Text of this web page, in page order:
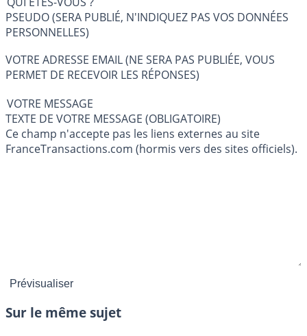
PSEUDO (SERA PUBLIÉ, N'INDIQUEZ PAS VOS DONNÉES
PERSONNELLES)
VOTRE ADRESSE EMAIL (NE SERA PAS PUBLIÉE, VOUS
PERMET DE RECEVOIR LES RÉPONSES)
VOTRE MESSAGE
TEXTE DE VOTRE MESSAGE (OBLIGATOIRE)
Ce champ n'accepte pas les liens externes au site
FranceTransactions.com (hormis vers des sites officiels).
Sur le même sujet